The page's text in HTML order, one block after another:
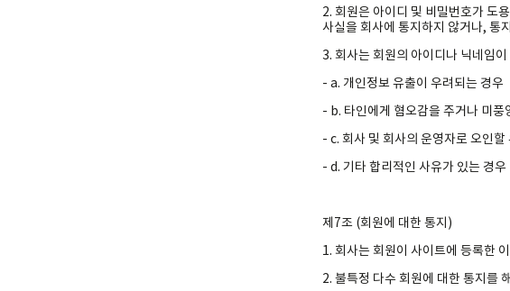
2. 회원은 아이디 및 비밀번호가 도
사실을 회사에 통지하지 않거나, 통
3. 회사는 회원의 아이디나 닉네임
- a. 개인정보 유출이 우려되는 경우
- b. 타인에게 혐오감을 주거나 미풍
- c. 회사 및 회사의 운영자로 오인할
- d. 기타 합리적인 사유가 있는 경우
제7조 (회원에 대한 통지)
1. 회사는 회원이 사이트에 등록한
2. 불특정 다수 회원에 대한 통지를